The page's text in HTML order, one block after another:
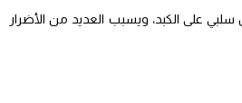
على الكبد، ويسبب العديد من الأضرار